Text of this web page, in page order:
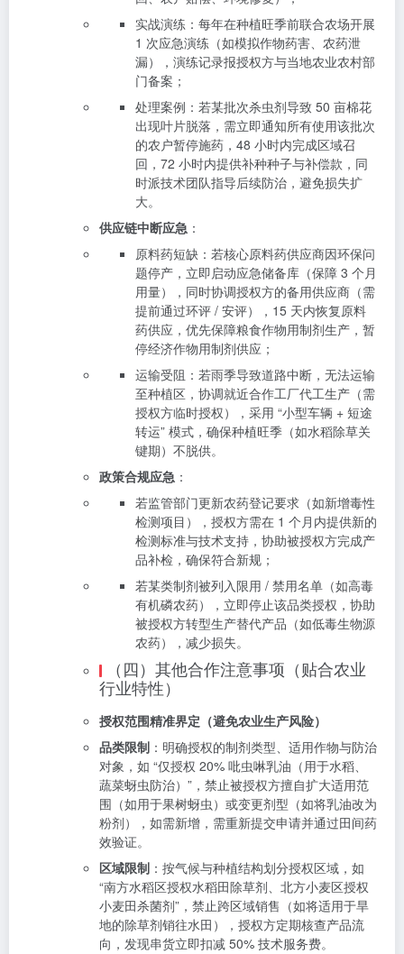
实战演练：每年在种植旺季前联合农场开展
1 次应急演练（如模拟作物药害、农药泄
漏），演练记录报授权方与当地农业农村部
门备案；
处理案例：若某批次杀虫剂导致 50 亩棉花
出现叶片脱落，需立即通知所有使用该批次
的农户暂停施药，48 小时内完成区域召
回，72 小时内提供补种种子与补偿款，同
时派技术团队指导后续防治，避免损失扩
大。
供应链中断应急 ：
原料药短缺：若核心原料药供应商因环保问
题停产，立即启动应急储备库（保障 3 个月
用量），同时协调授权方的备用供应商（需
提前通过环评 / 安评），15 天内恢复原料
药供应，优先保障粮食作物用制剂生产，暂
停经济作物用制剂供应；
运输受阻：若雨季导致道路中断，无法运输
至种植区，协调就近合作工厂代工生产（需
授权方临时授权），采用 “小型车辆 + 短途
转运” 模式，确保种植旺季（如水稻除草关
键期）不脱供。
政策合规应急 ：
若监管部门更新农药登记要求（如新增毒性
检测项目），授权方需在 1 个月内提供新的
检测标准与技术支持，协助被授权方完成产
品补检，确保符合新规；
若某类制剂被列入限用 / 禁用名单（如高毒
有机磷农药），立即停止该品类授权，协助
被授权方转型生产替代产品（如低毒生物源
农药），减少损失。
（四）其他合作注意事项（贴合农业
行业特性）
授权范围精准界定（避免农业生产风险）
品类限制 ：明确授权的制剂类型、适用作物与防治
对象，如 “仅授权 20% 吡虫啉乳油（用于水稻、
蔬菜蚜虫防治）”，禁止被授权方擅自扩大适用范
围（如用于果树蚜虫）或变更剂型（如将乳油改为
粉剂），如需新增，需重新提交申请并通过田间药
效验证。
区域限制 ：按气候与种植结构划分授权区域，如
“南方水稻区授权水稻田除草剂、北方小麦区授权
小麦田杀菌剂”，禁止跨区域销售（如将适用于旱
地的除草剂销往水田），授权方定期核查产品流
向，发现串货立即扣减 50% 技术服务费。